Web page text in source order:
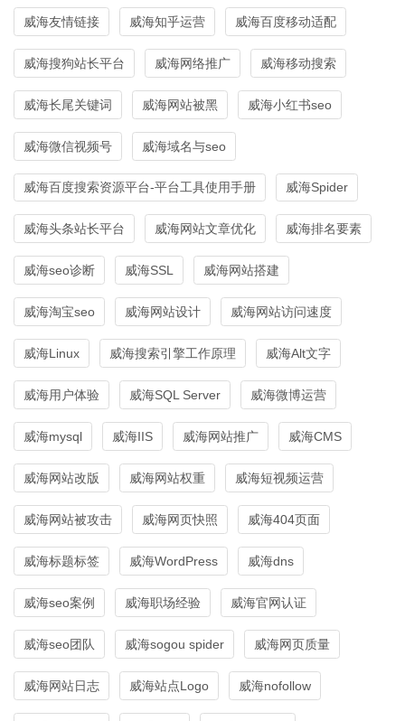
威海友情链接 威海知乎运营 威海百度移动适配
威海搜狗站长平台 威海网络推广 威海移动搜索
威海长尾关键词 威海网站被黑 威海小红书seo
威海微信视频号 威海域名与seo
威海百度搜索资源平台-平台工具使用手册 威海Spider
威海头条站长平台 威海网站文章优化 威海排名要素
威海seo诊断 威海SSL 威海网站搭建
威海淘宝seo 威海网站设计 威海网站访问速度
威海Linux 威海搜索引擎工作原理 威海Alt文字
威海用户体验 威海SQL Server 威海微博运营
威海mysql 威海IIS 威海网站推广 威海CMS
威海网站改版 威海网站权重 威海短视频运营
威海网站被攻击 威海网页快照 威海404页面
威海标题标签 威海WordPress 威海dns
威海seo案例 威海职场经验 威海官网认证
威海seo团队 威海sogou spider 威海网页质量
威海网站日志 威海站点Logo 威海nofollow